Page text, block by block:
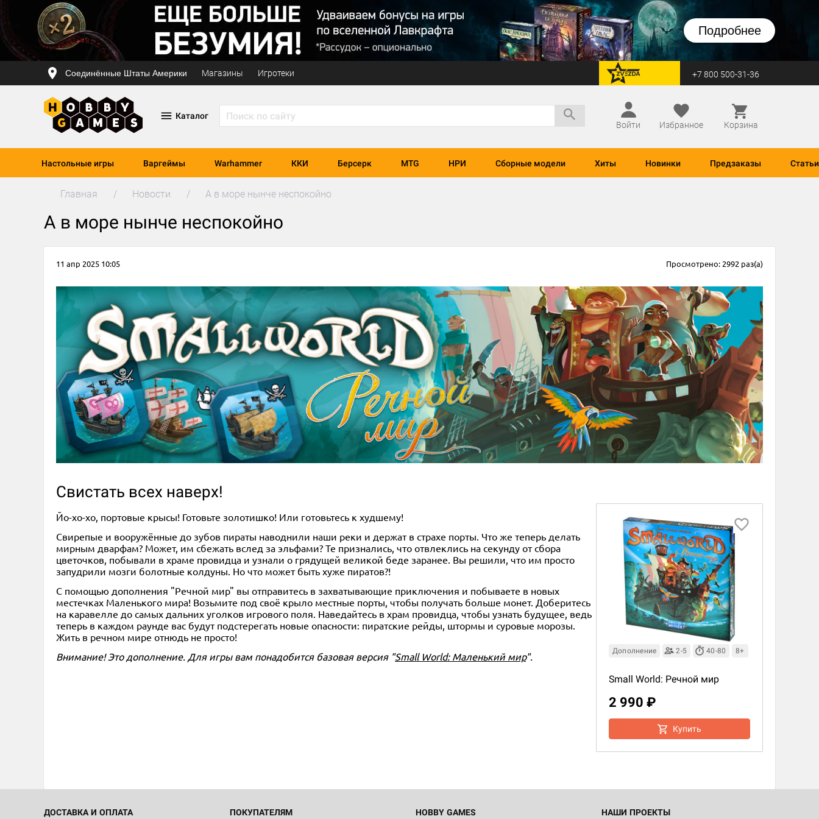
Подробнее
Соединённые Штаты Америки Магазины Игротеки перейти на Zvezda +7 800 500-31-36
Каталог
Войти
Избранное Корзина
Настольные игры Варгеймы Warhammer ККИ Берсерк MTG НРИ Сборные модели Хиты Новинки Предзаказы Статьи
Главная Новости А в море нынче неспокойно
А в море нынче неспокойно
11 апр 2025 10:05 Просмотрено: 2992 раз(а)
Свистать всех наверх!
Йо-хо-хо, портовые крысы! Готовьте золотишко! Или готовьтесь к худшему!
Свирепые и вооружённые до зубов пираты наводнили наши реки и держат в страхе порты. Что же теперь делать
мирным дварфам? Может, им сбежать вслед за эльфами? Те признались, что отвлеклись на секунду от сбора
цветочков, побывали в храме провидца и узнали о грядущей великой беде заранее. Вы решили, что им просто
запудрили мозги болотные колдуны. Но что может быть хуже пиратов?!
С помощью дополнения "Речной мир" вы отправитесь в захватывающие приключения и побываете в новых
местечках Маленького мира! Возьмите под своё крыло местные порты, чтобы получать больше монет. Доберитесь
на каравелле до самых дальних уголков игрового поля. Наведайтесь в храм провидца, чтобы узнать будущее, ведь
теперь в каждом раунде вас будут подстерегать новые опасности: пиратские рейды, штормы и суровые морозы.
Жить в речном мире отнюдь не просто!
Внимание! Это дополнение. Для игры вам понадобится базовая версия "Small World: Маленький мир". Дополнение 2-5 40-80 8+
Small World: Речной мир
2 990 ₽
Купить
ДОСТАВКА И ОПЛАТА ПОКУПАТЕЛЯМ HOBBY GAMES НАШИ ПРОЕКТЫ